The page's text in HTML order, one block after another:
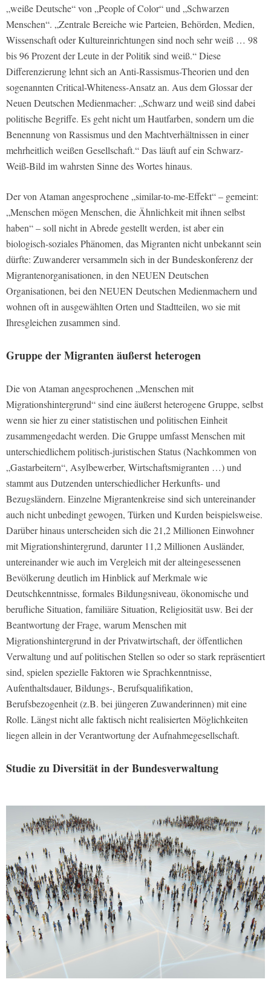
„weiße Deutsche“ von „People of Color“ und „Schwarzen
Menschen“. „Zentrale Bereiche wie Parteien, Behörden, Medien,
Wissenschaft oder Kultureinrichtungen sind noch sehr weiß … 98
bis 96 Prozent der Leute in der Politik sind weiß.“ Diese
Differenzierung lehnt sich an Anti-Rassismus-Theorien und den
sogenannten Critical-Whiteness-Ansatz an. Aus dem Glossar der
Neuen Deutschen Medienmacher: „Schwarz und weiß sind dabei
politische Begriffe. Es geht nicht um Hautfarben, sondern um die
Benennung von Rassismusund den Machtverhältnissen in einer
mehrheitlich weißen Gesellschaft.“ Das läuft auf ein Schwarz-
Weiß-Bild im wahrsten Sinne des Wortes hinaus.
Der von Ataman angesprochene „similar-to-me-Effekt“ – gemeint:
„Menschen mögen Menschen, die Ähnlichkeit mit ihnen selbst
haben“ – soll nicht in Abrede gestellt werden, ist aber ein
biologisch-soziales Phänomen, das Migranten nicht unbekannt sein
dürfte: Zuwanderer versammeln sich in der Bundeskonferenz der
Migrantenorganisationen, in den NEUEN Deutschen
Organisationen, bei den NEUEN Deutschen Medienmachern und
wohnen oft in ausgewählten Orten und Stadtteilen, wo sie mit
Ihresgleichen zusammen sind.
Gruppe der Migranten äußerst heterogen
Die von Ataman angesprochenen „Menschen mit
Migrationshintergrund“ sind eine äußerst heterogene Gruppe, selbst
wenn sie hier zu einer statistischen und politischen Einheit
zusammengedacht werden. Die Gruppe umfasst Menschen mit
unterschiedlichem politisch-juristischen Status (Nachkommen von
„Gastarbeitern“, Asylbewerber, Wirtschaftsmigranten …) und
stammt aus Dutzenden unterschiedlicher Herkunfts- und
Bezugsländern. Einzelne Migrantenkreise sind sich untereinander
auch nicht unbedingt gewogen, Türken und Kurden beispielsweise.
Darüber hinaus unterscheiden sich die 21,2 Millionen Einwohner
mit Migrationshintergrund, darunter 11,2 Millionen Ausländer,
untereinander wie auch im Vergleich mit der alteingesessenen
Bevölkerung deutlich im Hinblick auf Merkmale wie
Deutschkenntnisse, formales Bildungsniveau, ökonomische und
berufliche Situation, familiäre Situation, Religiosität usw. Bei der
Beantwortung der Frage, warum Menschen mit
Migrationshintergrund in der Privatwirtschaft, der öffentlichen
Verwaltung und auf politischen Stellen so oder so stark repräsentiert
sind, spielen spezielle Faktoren wie Sprachkenntnisse,
Aufenthaltsdauer, Bildungs-, Berufsqualifikation,
Berufsbezogenheit (z.B. bei jüngeren Zuwanderinnen) mit eine
Rolle. Längst nicht alle faktisch nicht realisierten Möglichkeiten
liegen allein in der Verantwortung der Aufnahmegesellschaft.
Studie zu Diversität in der Bundesverwaltung